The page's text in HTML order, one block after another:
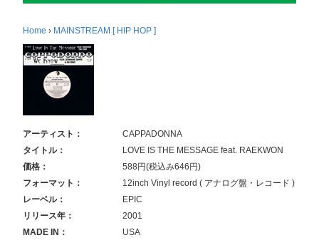
Home › MAINSTREAM [ HIP HOP ]
アーティスト：
CAPPADONNA
タイトル：
LOVE IS THE MESSAGE feat. RAEKWON
価格：
588円(税込み646円)
フォーマット：
12inch Vinyl record ( アナログ盤・レコード )
レーベル：
EPIC
リリース年：
2001
MADE IN：
USA